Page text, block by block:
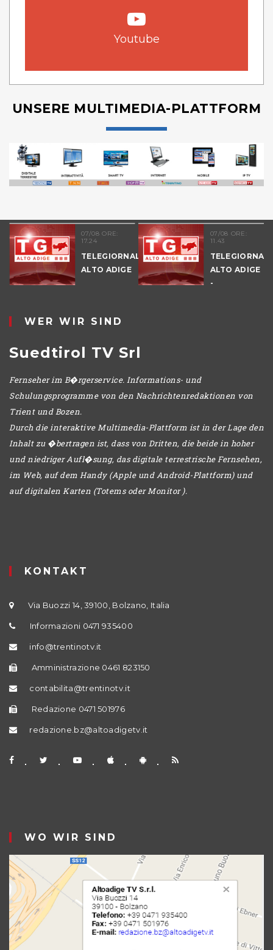
Youtube
UNSERE MULTIMEDIA-PLATTFORM
07/08 ORE:
17.24
TELEGIORNALE
ALTO ADIGE
07/08 ORE:
11.43
ALTO ADIGE
-
WER WIR SIND
Suedtirol TV Srl
Fernseher im B�rgerservice. Informations- und
Schulungsprogramme von den Nachrichtenredaktionen von
Trient und Bozen.
Durch die interaktive Multimedia-Plattform ist in der Lage den
Inhalt zu �bertragen ist, dass von Dritten, die beide in hoher
und niedriger Aufl�sung, das digitale terrestrische Fernsehen,
im Web, auf dem Handy (Apple und Android-Plattform) und
auf digitalen Karten (Totems oder Monitor ).
KONTAKT
Via Buozzi 14, 39100, Bolzano, Italia
Informazioni 0471 935400
info@trentinotv.it
Amministrazione 0461 823150
contabilita@trentinotv.it
Redazione 0471 501976
redazione.bz@altoadigetv.it
WO WIR SIND